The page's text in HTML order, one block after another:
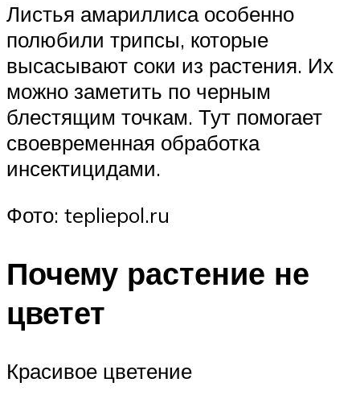
Листья амариллиса особенно
полюбили трипсы, которые
высасывают соки из растения. Их
можно заметить по черным
блестящим точкам. Тут помогает
своевременная обработка
инсектицидами.
Фото: tepliepol.ru
Почему растение не
цветет
Красивое цветение